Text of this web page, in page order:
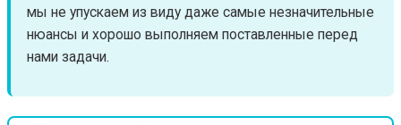
мы не упускаем из виду даже самые незначительные
нюансы и хорошо выполняем поставленные перед
нами задачи.